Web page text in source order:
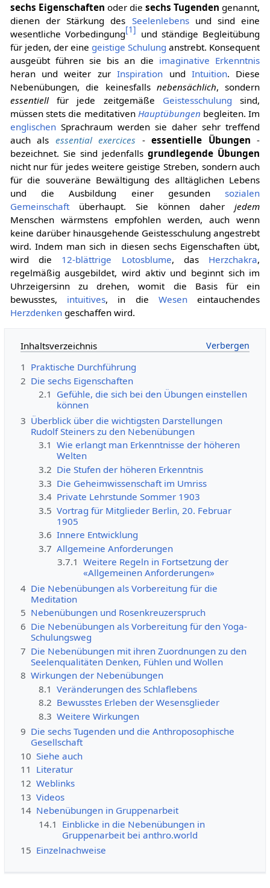
sechs Eigenschaften oder diesechs Tugenden genannt,
dienen der Stärkung des Seelenlebensund sind eine
wesentliche Vorbedingung[1] und ständige Begleitübung
für jeden, der eine geistige Schulung anstrebt. Konsequent
ausgeübt führen sie bis an die imaginative Erkenntnis
heran und weiter zurInspiration und Intuition. Diese
Nebenübungen, die keinesfalls nebensächlich, sondern
essentiellfür jede zeitgemäße Geistesschulung sind,
müssen stets die meditativen Hauptübungen begleiten. Im
englischenSprachraum werden sie daher sehr treffend
auch als essential exercices -essentielle Übungen -
bezeichnet. Sie sind jedenfallsgrundlegende Übungen
nicht nur für jedes weitere geistige Streben, sondern auch
für die souveräne Bewältigung des alltäglichen Lebens
und die Ausbildung einer gesundensozialen
Gemeinschaftüberhaupt. Sie können daherjedem
Menschen wärmstens empfohlen werden, auch wenn
keine darüber hinausgehende Geistesschulung angestrebt
wird. Indem man sich in diesen sechs Eigenschaften übt,
wird die 12-blättrige Lotosblume, das Herzchakra,
regelmäßig ausgebildet, wird aktiv und beginnt sich im
Uhrzeigersinn zu drehen, womit die Basis für ein
bewusstes, intuitives, in die Weseneintauchendes
Herzdenkengeschaffen wird.
Inhaltsverzeichnis
1 Praktische Durchführung
2 Die sechs Eigenschaften
2.1 Gefühle, die sich bei den Übungen einstellen
können
3 Überblick über die wichtigsten Darstellungen
Rudolf Steiners zu den Nebenübungen
3.1 Wie erlangt man Erkenntnisse der höheren
Welten
3.2 Die Stufen der höheren Erkenntnis
3.3 Die Geheimwissenschaft im Umriss
3.4 Private Lehrstunde Sommer 1903
3.5 Vortrag für Mitglieder Berlin, 20. Februar
1905
3.6 Innere Entwicklung
3.7 Allgemeine Anforderungen
3.7.1 Weitere Regeln in Fortsetzung der
«Allgemeinen Anforderungen»
4 Die Nebenübungen als Vorbereitung für die
Meditation
5 Nebenübungen und Rosenkreuzerspruch
6 Die Nebenübungen als Vorbereitung für den Yoga-
Schulungsweg
7 Die Nebenübungen mit ihren Zuordnungen zu den
Seelenqualitäten Denken, Fühlen und Wollen
8 Wirkungen der Nebenübungen
8.1 Veränderungen des Schlaflebens
8.2 Bewusstes Erleben der Wesensglieder
8.3 Weitere Wirkungen
9 Die sechs Tugenden und die Anthroposophische
Gesellschaft
10 Siehe auch
11 Literatur
12 Weblinks
13 Videos
14 Nebenübungen in Gruppenarbeit
14.1 Einblicke in die Nebenübungen in
Gruppenarbeit bei anthro.world
15 Einzelnachweise